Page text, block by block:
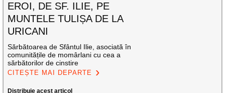
EROI, DE SF. ILIE, PE
MUNTELE TULIȘA DE LA
URICANI
Sărbătoarea de Sfântul Ilie, asociată în
comunitățile de momârlani cu cea a
sărbătorilor de cinstire
CITEȘTE MAI DEPARTE
Distribuie acest articol